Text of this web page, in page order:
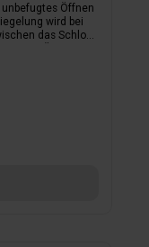
Öffnen
wird bei
das Schloss
möglich.kein